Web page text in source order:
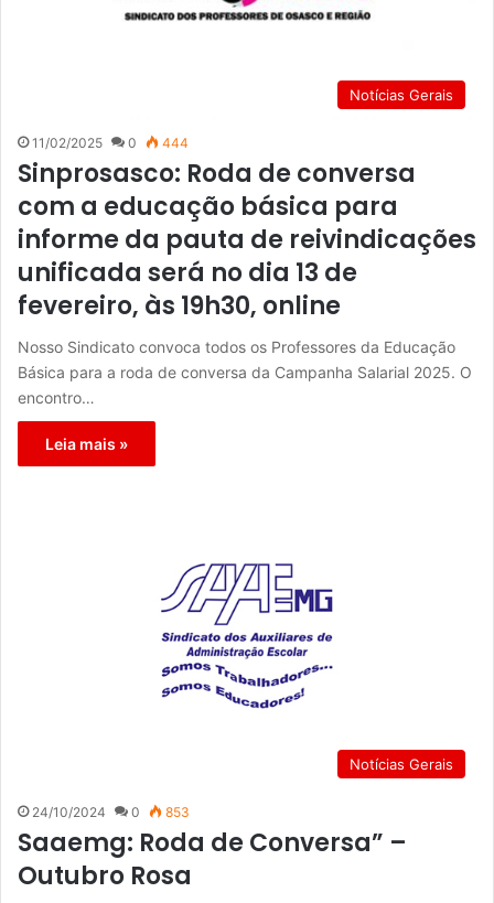
Notícias Gerais
11/02/2025 0 444
Sinprosasco: Roda de conversa
com a educação básica para
informe da pauta de reivindicações
unificada será no dia 13 de
fevereiro, às 19h30, online
Nosso Sindicato convoca todos os Professores da Educação
Básica para a roda de conversa da Campanha Salarial 2025. O
encontro…
Leia mais »
Notícias Gerais
24/10/2024 0 853
Saaemg: Roda de Conversa” –
Outubro Rosa